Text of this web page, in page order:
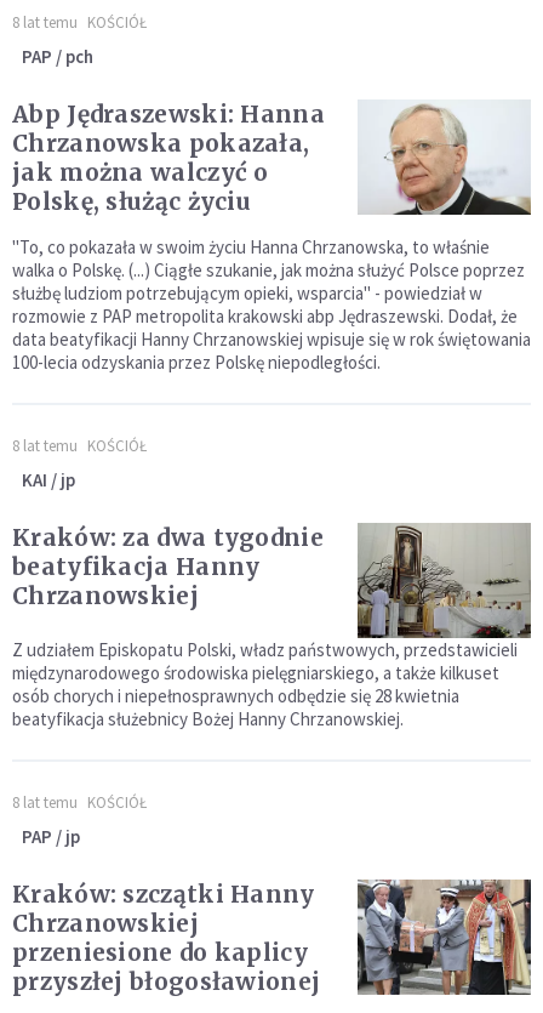
8 lat temu KOŚCIÓŁ
PAP / pch
Abp Jędraszewski: Hanna
Chrzanowska pokazała,
jak można walczyć o
Polskę, służąc życiu
"To, co pokazała w swoim życiu Hanna Chrzanowska, to właśnie
walka o Polskę. (...) Ciągłe szukanie, jak można służyć Polsce poprzez
służbę ludziom potrzebującym opieki, wsparcia" - powiedział w
rozmowie z PAP metropolita krakowski abp Jędraszewski. Dodał, że
data beatyfikacji Hanny Chrzanowskiej wpisuje się w rok świętowania
100-lecia odzyskania przez Polskę niepodległości.
8 lat temu KOŚCIÓŁ
KAI / jp
Kraków: za dwa tygodnie
beatyfikacja Hanny
Chrzanowskiej
Z udziałem Episkopatu Polski, władz państwowych, przedstawicieli
międzynarodowego środowiska pielęgniarskiego, a także kilkuset
osób chorych i niepełnosprawnych odbędzie się 28 kwietnia
beatyfikacja służebnicy Bożej Hanny Chrzanowskiej.
8 lat temu KOŚCIÓŁ
PAP / jp
Kraków: szczątki Hanny
Chrzanowskiej
przeniesione do kaplicy
przyszłej błogosławionej